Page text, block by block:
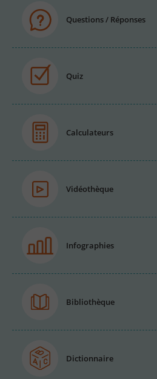
Questions / Réponses
Quiz
Calculateurs
Vidéothèque
Infographies
Bibliothèque
Dictionnaire